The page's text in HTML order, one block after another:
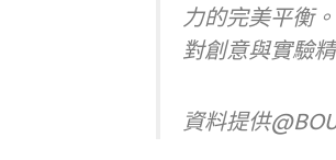
力的完美平衡
對創意與實驗
資料提供